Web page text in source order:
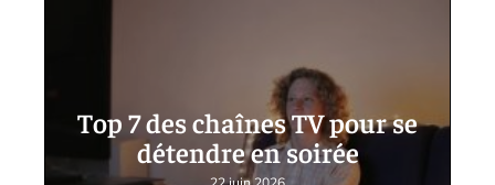
Top 7 des chaînes TV pour se
détendre en soirée